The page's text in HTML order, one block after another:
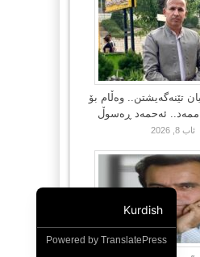
تێنەگەیشتن.. وەڵام بۆ
ئەحمەد ڕەسوڵ
ئاب 8, 2026
Powered by TranslatePress
Kurdish